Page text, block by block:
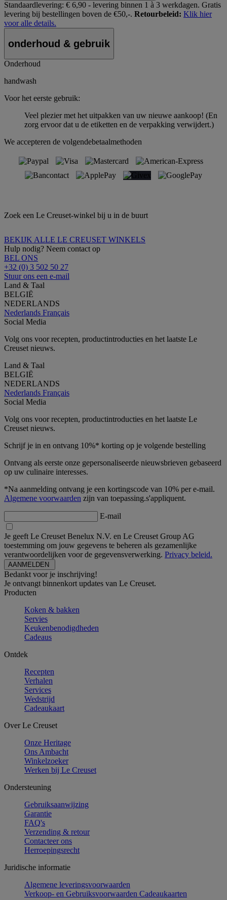
Standaardlevering: € 6,90 - levering binnen 1 à 3 werkdagen. Gratis
levering bij bestellingen boven de €50,-. Retourbeleid: Klik hier
voor alle details.
onderhoud & gebruik
Onderhoud
handwash
Voor het eerste gebruik:
Veel plezier met het uitpakken van uw nieuwe aankoop! (En
zorg ervoor dat u de etiketten en de verpakking verwijdert.)
We accepteren de volgendebetaalmethoden
Zoek een Le Creuset-winkel bij u in de buurt
BEKIJK ALLE LE CREUSET WINKELS
Hulp nodig? Neem contact op
BEL ONS
+32 (0) 3 502 50 27
Stuur ons een e-mail
Land & Taal
BELGIË
NEDERLANDS
Nederlands Français
Social Media
Volg ons voor recepten, productintroducties en het laatste Le
Creuset nieuws.
Land & Taal
BELGIË
NEDERLANDS
Nederlands Français
Social Media
Volg ons voor recepten, productintroducties en het laatste Le
Creuset nieuws.
Schrijf je in en ontvang 10%* korting op je volgende bestelling
Ontvang als eerste onze gepersonaliseerde nieuwsbrieven gebaseerd
op uw culinaire interesses.
*Na aanmelding ontvang je een kortingscode van 10% per e-mail.
Algemene voorwaarden zijn van toepassing.s'appliquent.
E-mail
Je geeft Le Creuset Benelux N.V. en Le Creuset Group AG
toestemming om jouw gegevens te beheren als gezamenlijke
verantwoordelijken voor de gegevensverwerking. Privacy beleid.
Bedankt voor je inschrijving!
Je ontvangt binnenkort updates van Le Creuset.
Producten
Koken & bakken
Servies
Keukenbenodigdheden
Cadeaus
Ontdek
Recepten
Verhalen
Services
Wedstrijd
Cadeaukaart
Over Le Creuset
Onze Heritage
Ons Ambacht
Winkelzoeker
Werken bij Le Creuset
Ondersteuning
Gebruiksaanwijzing
Garantie
FAQ's
Verzending & retour
Contacteer ons
Herroepingsrecht
Juridische informatie
Algemene leveringsvoorwaarden
Verkoop- en Gebruiksvoorwaarden Cadeaukaarten